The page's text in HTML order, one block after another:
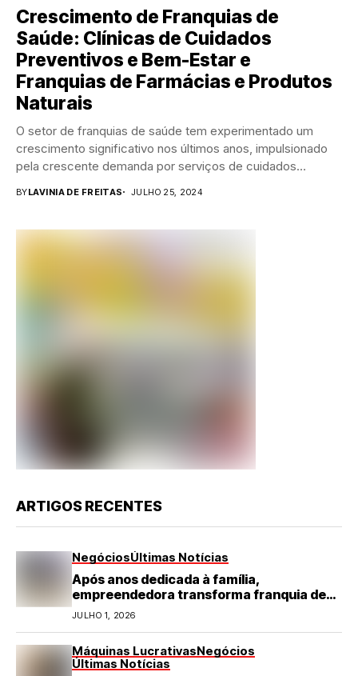
Crescimento de Franquias de
Saúde: Clínicas de Cuidados
Preventivos e Bem-Estar e
Franquias de Farmácias e Produtos
Naturais
O setor de franquias de saúde tem experimentado um
crescimento significativo nos últimos anos, impulsionado
pela crescente demanda por serviços de cuidados
BYLAVINIA DE FREITAS JULHO 25, 2024
ARTIGOS RECENTES
NegóciosÚltimas Notícias
Após anos dedicada à família,
empreendedora transforma franquia de
turismo em negócio de destaque no RN
JULHO 1, 2026
Máquinas LucrativasNegócios
Últimas Notícias